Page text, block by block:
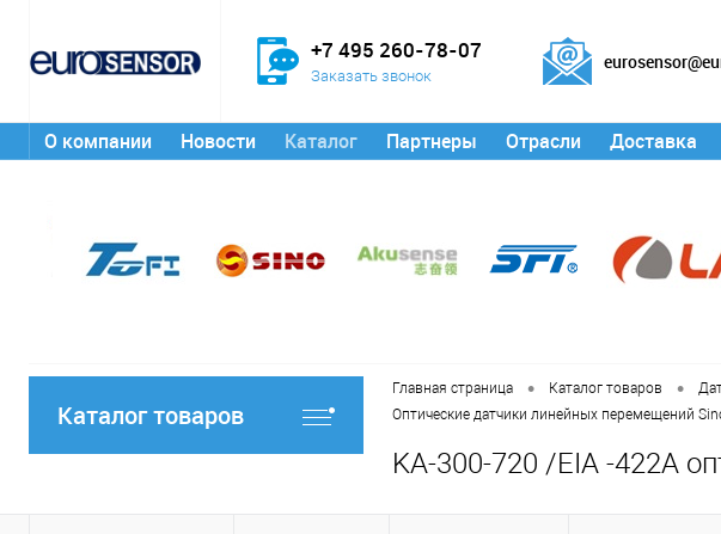
+7 495 260-78-07
Заказать звонок
О компании Новости Каталог Партнеры Отрасли Доставка
Каталог товаров
Главная страница • Каталог товаров •
Оптические датчики линейных перемещений
KA-300-720 /EIA -422A